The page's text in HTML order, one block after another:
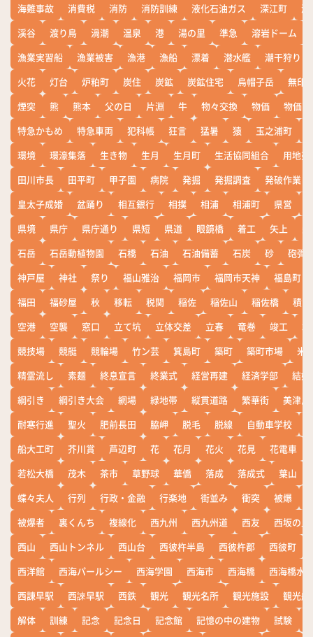
海難事故
消費税 消防 消防訓練 液化石油ガス 深江町
淵
渓谷
渡り鳥 渦潮 温泉 港 湯の里 準急 溶岩ドーム
漁業実習船
漁業被害 漁港 漁船 漂着 潜水艦
潮干狩り
火花
灯台 炉粕町 炭住 炭鉱 炭鉱住宅 烏帽子岳
無印
煙突
熊 熊本 父の日 片淵 牛 物々交換 物価
物価高
特急かもめ
特急車両 犯科帳 狂言 猛暑 猿 玉之浦町
環境
環濠集落 生き物 生月 生月町 生活協同組合
用地売
田川市長
田平町 甲子園 病院 発掘 発掘調査
発破作業
皇太子成婚
盆踊り 相互銀行 相撲 相浦 相浦町 県営
県境
県庁 県庁通り 県短 県道 眼鏡橋 着工 矢上
石岳
石岳動植物園 石橋 石油 石油備蓄 石炭 砂
砲弾
神戸屋
神社 祭り 福山雅治 福岡市 福岡市天神
福島町
福田
福砂屋 秋 移転 税関 稲佐 稲佐山 稲佐橋
積雪
空港
空襲 窓口 立て坑 立体交差 立春 竜巻 竣工
競技場
競艇 競輪場 竹ン芸 箕島町 築町 築町市場
米
精霊流し
素麺 終息宣言 終業式 経営再建 経済学部
結婚
綱引き
綱引き大会 網場 緑地帯 縦貫道路 繁華街
美津島
耐寒行進
聖火 肥前長田 脇岬 脱毛 脱線 自動車学校
船大工町
芥川賞 芦辺町 花 花月 花火 花見 花電車
若松大橋
茂木 茶市 草野球 華僑 落成 落成式 葉山
蝶々夫人
行列 行政・金融 行楽地 街並み 衝突 被爆
被爆者
裏くんち 複線化 西九州 西九州道 西友
西坂の丘
西山
西山トンネル 西山台 西彼杵半島 西彼杵郡 西彼町
西洋館
西海パールシー 西海学園 西海市 西海橋
西海橋水
西諌早駅
西諫早駅 西鉄 観光 観光名所 観光施設
観光船
解体
訓練 記念 記念日 記念館 記憶の中の建物 試験